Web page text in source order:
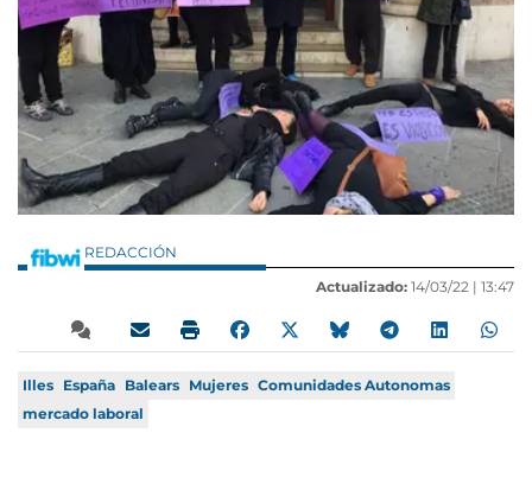
REDACCIÓN
Actualizado: 14/03/22 | 13:47
Illes España Balears Mujeres Comunidades Autonomas
mercado laboral